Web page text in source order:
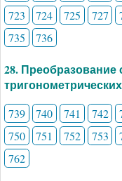
723
724 725 727
735
736
28.
739 740 741 742
750
751 752 753
762